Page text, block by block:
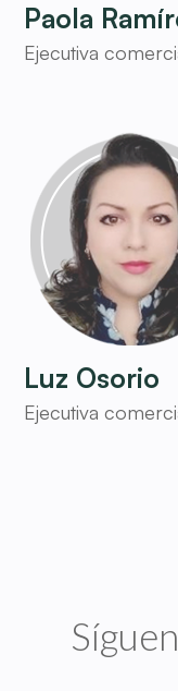
Paola
Ejecutiva
Luz Osorio
Ejecutiva